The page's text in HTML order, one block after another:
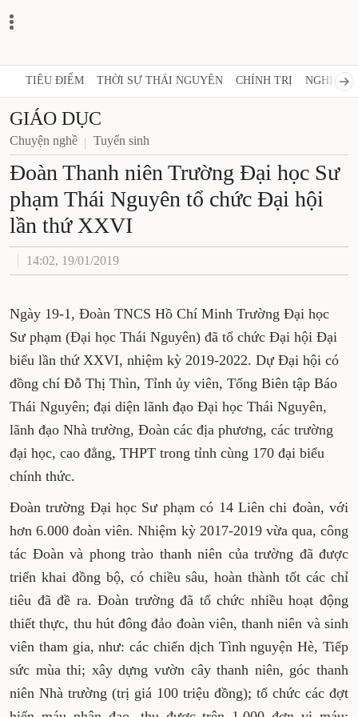
TIÊU ĐIỂM THỜI SỰ THÁI NGUYÊN CHÍNH TRỊ NGHỊ
GIÁO DỤC
Chuyện nghề Tuyển sinh
Đoàn Thanh niên Trường Đại học Sư
phạm Thái Nguyên tổ chức Đại hội
lần thứ XXVI
14:02, 19/01/2019
Ngày 19-1, Đoàn TNCS Hồ Chí Minh Trường Đại học
Sư phạm (Đại học Thái Nguyên) đã tổ chức Đại hội Đại
biểu lần thứ XXVI, nhiệm kỳ 2019-2022. Dự Đại hội có
đồng chí Đỗ Thị Thìn, Tỉnh ủy viên, Tổng Biên tập Báo
Thái Nguyên; đại diện lãnh đạo Đại học Thái Nguyên,
lãnh đạo Nhà trường, Đoàn các địa phương, các trường
đại học, cao đẳng, THPT trong tỉnh cùng 170 đại biểu
chính thức.
Đoàn trường Đại học Sư phạm có 14 Liên chi đoàn, với
hơn 6.000 đoàn viên. Nhiệm kỳ 2017-2019 vừa qua, công
tác Đoàn và phong trào thanh niên của trường đã được
triển khai đồng bộ, có chiều sâu, hoàn thành tốt các chỉ
tiêu đã đề ra. Đoàn trường đã tổ chức nhiều hoạt động
thiết thực, thu hút đông đảo đoàn viên, thanh niên và sinh
viên tham gia, như: các chiến dịch Tình nguyện Hè, Tiếp
sức mùa thi; xây dựng vườn cây thanh niên, góc thanh
niên Nhà trường (trị giá 100 triệu đồng); tổ chức các đợt